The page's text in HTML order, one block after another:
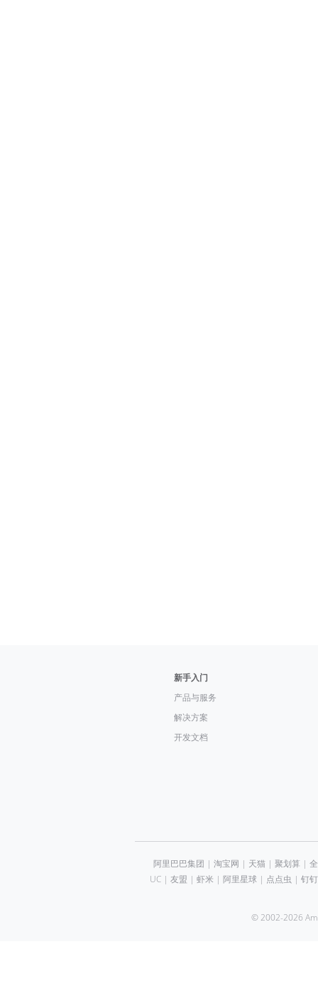
新手入门
产品与服务
解决方案
开发文档
阿里巴巴集团 | 淘宝网 | 天猫| 聚划算 |
UC| 友盟 | 虾米 | 阿里星球| 点点虫 | 钉钉
© 2002-2026